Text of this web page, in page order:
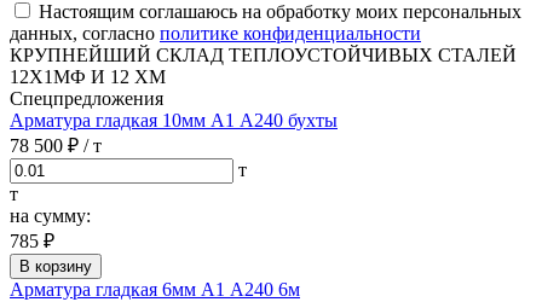
Настоящим соглашаюсь на обработку моих персональных
данных, согласно политике конфиденциальности
КРУПНЕЙШИЙ СКЛАД ТЕПЛОУСТОЙЧИВЫХ СТАЛЕЙ
12Х1МФ И 12 ХМ
Спецпредложения
Арматура гладкая 10мм А1 А240 бухты
78 500 ₽ / т
т
т
на сумму:
785 ₽
В корзину
Арматура гладкая 6мм А1 А240 6м